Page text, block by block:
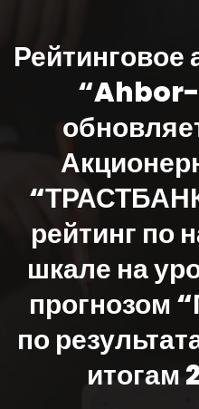
Рейтинговое
рейтинг по
шкале на
прогнозом
по
итогам